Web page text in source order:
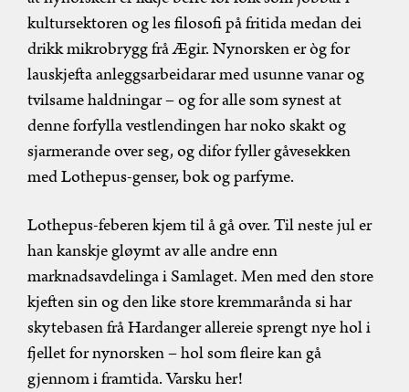
kultursektoren og les filosofi på fritida medan dei
drikk mikrobrygg frå Ægir. Nynorsken er òg for
lauskjefta anleggsarbeidarar med usunne vanar og
tvilsame haldningar – og for alle som synest at
denne forfylla vestlendingen har noko skakt og
sjarmerande over seg, og difor fyller gåvesekken
med Lothepus-genser, bok og parfyme.
Lothepus-feberen kjem til å gå over. Til neste jul er
han kanskje gløymt av alle andre enn
marknadsavdelinga i Samlaget. Men med den store
kjeften sin og den like store kremmarånda si har
skytebasen frå Hardanger allereie sprengt nye hol i
fjellet for nynorsken – hol som fleire kan gå
gjennom i framtida. Varsku her!